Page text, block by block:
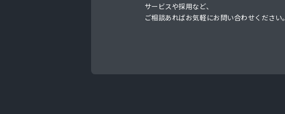
サービスや採用など、
ご相談あればお気軽にお問い合わせください。